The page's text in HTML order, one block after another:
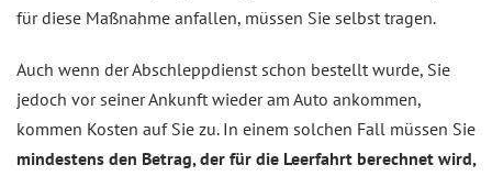
für diese Maßnahme anfallen, müssen Sie selbst tragen.
Auch wenn der Abschleppdienst schon bestellt wurde, Sie
jedoch vor seiner Ankunft wieder am Auto ankommen,
kommen Kosten auf Sie zu. In einem solchen Fall müssen Sie
mindestens den Betrag, der für die Leerfahrt berechnet wird,